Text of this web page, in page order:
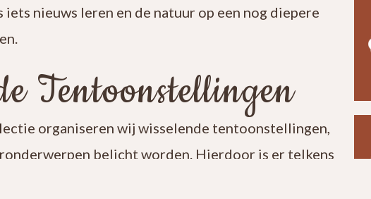
iets nieuws leren en de natuur op een nog diepere
Tentoonstellingen
organiseren wij wisselende tentoonstellingen,
belicht worden. Hierdoor is er telkens